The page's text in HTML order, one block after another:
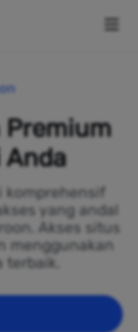
Premium
komprehensif
yang andal
Akses situs
menggunakan
terbaik.